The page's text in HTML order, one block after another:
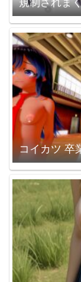
コイカツ 卒